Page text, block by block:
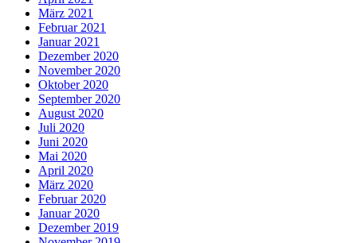
März 2021
Februar 2021
Januar 2021
Dezember 2020
November 2020
Oktober 2020
September 2020
August 2020
Juli 2020
Juni 2020
Mai 2020
April 2020
März 2020
Februar 2020
Januar 2020
Dezember 2019